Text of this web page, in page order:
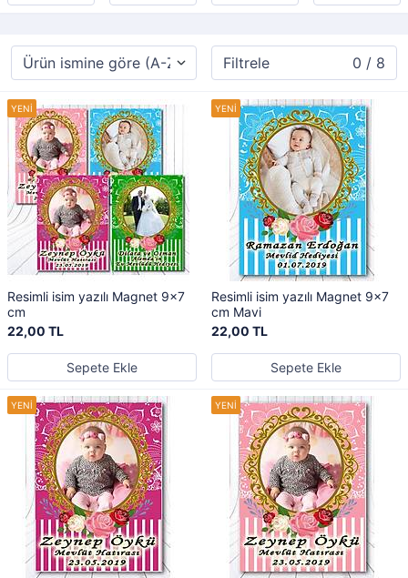
Filtrele 0 / 8
Resimli isim yazılı Magnet 9x7
cm
22,00 TL
Sepete Ekle
Resimli isim yazılı Magnet 9x7
cm Mavi
22,00 TL
Sepete Ekle